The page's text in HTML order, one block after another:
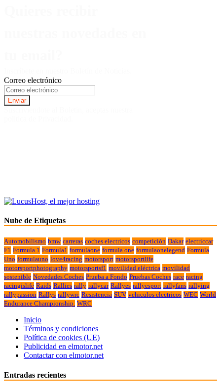
Correo electrónico
Nube de Etiquetas
Automobilismo bmw carreras coches electricos competición Dakar electriccar
F1 Formula 1 Formula1 formulaone formula one formulaonelegend Formula
Uno formulauno love4racing motorsport motorsportlife
motorsportphotography motorsportsf1 movilidad eléctrica movilidad
sostenible Novedades Coches Prueba a Fondo Pruebas Coches race racing
racingislife Raids Rallies rally rallycar Rallyes rallyesport rallyfans rallying
rallypassion Rallys rallywrc Resistencia SUV vehiculos electricos WEC World
Endurance Championship. WRC
Inicio
Términos y condiciones
Política de cookies (UE)
Publicidad en elmotor.net
Contactar con elmotor.net
Entradas recientes